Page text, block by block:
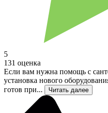
5
131 оценка
Если вам нужна помощь с
установка нового
готов при...
Читать далее